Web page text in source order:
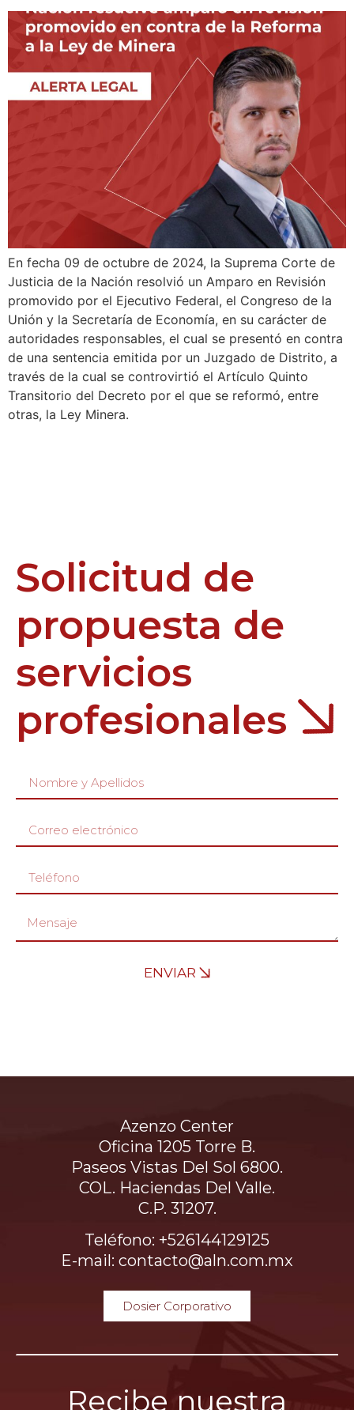
En fecha 09 de octubre de 2024, la Suprema Corte de
Justicia de la Nación resolvió un Amparo en Revisión
promovido por el Ejecutivo Federal, el Congreso de la
Unión y la Secretaría de Economía, en su carácter de
autoridades responsables, el cual se presentó en contra
de una sentencia emitida por un Juzgado de Distrito, a
través de la cual se controvirtió el Artículo Quinto
Transitorio del Decreto por el que se reformó, entre
otras, la Ley Minera.
Solicitud de
propuesta de
servicios
profesionales
ENVIAR
Azenzo Center
Oficina 1205 Torre B.
Paseos Vistas Del Sol 6800.
COL. Haciendas Del Valle.
C.P. 31207.
Teléfono: +526144129125
E-mail: contacto@aln.com.mx
Dosier Corporativo
Recibe nuestra